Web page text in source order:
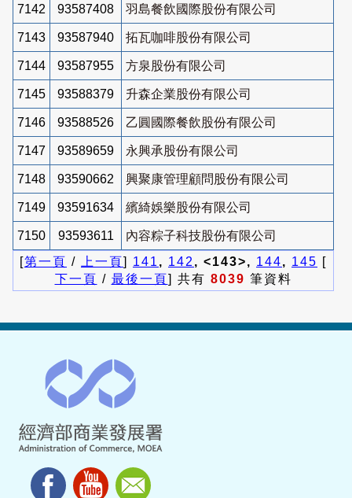
7142 93587408 羽島餐飲國際股份有限公司
7143 93587940 拓瓦咖啡股份有限公司
7144 93587955 方泉股份有限公司
7145 93588379 升森企業股份有限公司
7146 93588526 乙圓國際餐飲股份有限公司
7147 93589659 永興承股份有限公司
7148 93590662 興聚康管理顧問股份有限公司
7149 93591634 繽綺娛樂股份有限公司
7150 93593611
內容粽子科技股份有限公司
[第一頁 / 上一頁] 141 , 142 , <143>, 144, 145 [
下一頁 / 最後一頁] 共有 8039 筆資料